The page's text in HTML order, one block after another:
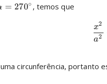
= 270∘
a2
x2
circunferência, portanto